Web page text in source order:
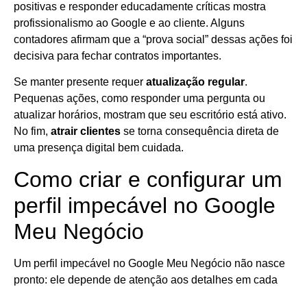
positivas e responder educadamente críticas mostra
profissionalismo ao Google e ao cliente. Alguns
contadores afirmam que a “prova social” dessas ações foi
decisiva para fechar contratos importantes.
Se manter presente requer atualização regular.
Pequenas ações, como responder uma pergunta ou
atualizar horários, mostram que seu escritório está ativo.
No fim, atrair clientes se torna consequência direta de
uma presença digital bem cuidada.
Como criar e configurar um
perfil impecável no Google
Meu Negócio
Um perfil impecável no Google Meu Negócio não nasce
pronto: ele depende de atenção aos detalhes em cada